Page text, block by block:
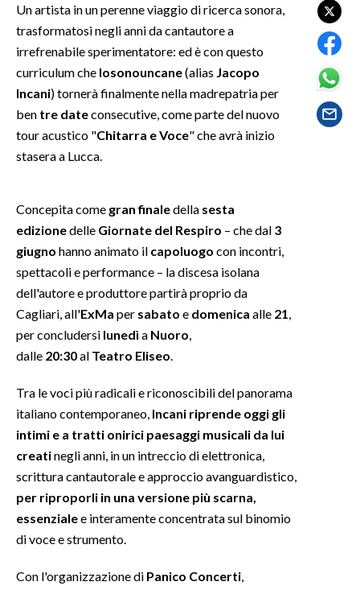
CULTURA
SPETTACOLI
GOSSIP
SALUTE
SARDI NEL MONDO
NOTIZIE
EVENTI
#CARAUNIONE
3 MINUTI CON
INFO AZIENDE
ABBONATI
NECROLOGI
PUBBLICITÀ
SPIAGGE
Un artista in un perenne viaggio di ricerca sonora,
trasformatosi negli anni da cantautore a
irrefrenabile sperimentatore: ed è con questo
curriculum che Iosonouncane(alias Jacopo
Incani) tornerà finalmente nella madrepatria per
ben tre dateconsecutive, come parte del nuovo
tour acustico "Chitarra e Voce" che avrà inizio
stasera a Lucca.
Concepita come gran finaledella sesta
edizionedelle Giornate del Respiro – che dal 3
giugno hanno animato il capoluogo con incontri,
spettacoli e performance – la discesa isolana
dell'autore e produttore partirà proprio da
Cagliari, all'ExMa per sabato e domenica alle 21
per concludersi lunedì a Nuoro
dalle 20:30al Teatro Eliseo
Tra le voci più radicali e riconoscibili del panorama
italiano contemporaneo, Incani riprende oggi gli
intimi e a tratti onirici paesaggi musicali da lui
creatinegli anni, in un intreccio di elettronica,
scrittura cantautorale e approccio avanguardistico,
per riproporli in una versione più scarna,
essenzialee interamente concentrata sul binomio
di voce e strumento.
Con l'organizzazione di Panico Concerti